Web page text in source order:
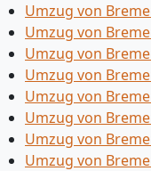
Umzug von
Umzug von
Umzug von
Umzug von
Umzug von
Umzug von
Umzug von
Umzug von